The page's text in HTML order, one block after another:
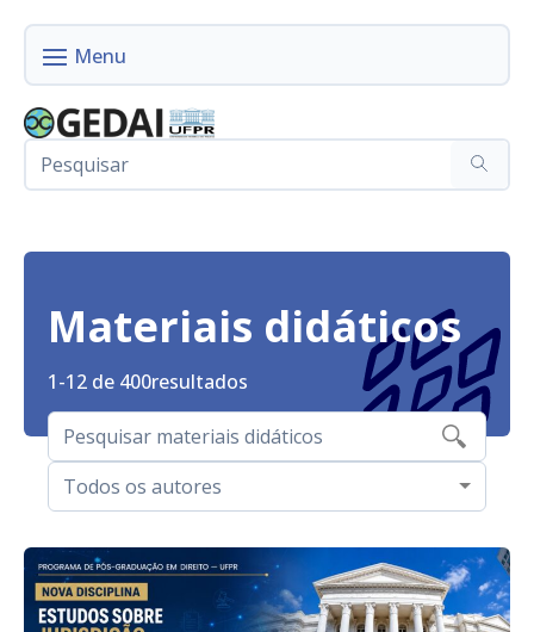
Materiais didáticos
1-12 de 400resultados
Todos os autores